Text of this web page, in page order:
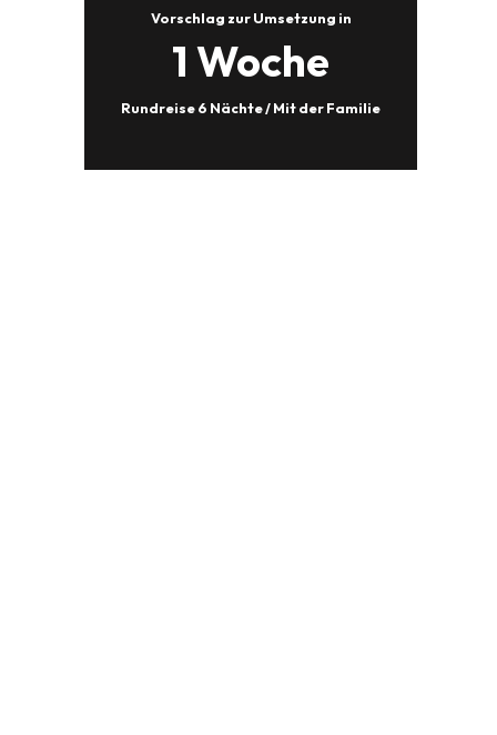
Vorschlag zur Umsetzung in
1 Woche
Rundreise 6 Nächte / Mit der Familie